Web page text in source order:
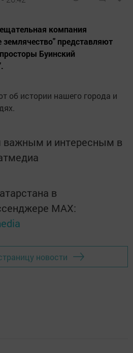
компания
землячество" представляют
Буинский
об истории нашего города и
и интересным в
в
MАХ:
новости